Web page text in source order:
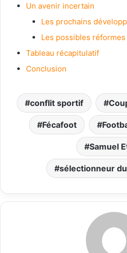
Un avenir incertain
Les prochains
Les possibles réformes
Tableau récapitulatif
Conclusion
conflit sportif
Fécafoot
Samuel
sélectionneur